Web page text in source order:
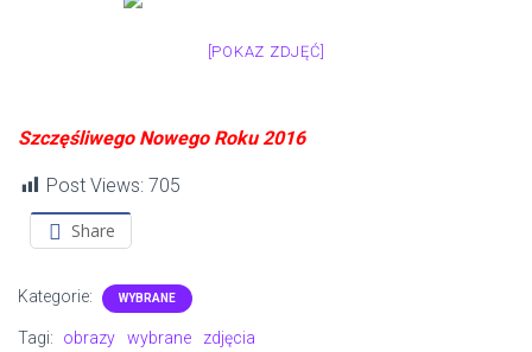
[POKAZ ZDJĘĆ]
Szczęśliwego Nowego Roku 2016
Post Views: 705
Share
Kategorie: WYBRANE
Tagi: obrazy wybrane zdjęcia